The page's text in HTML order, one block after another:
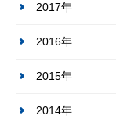
2017年
2016年
2015年
2014年